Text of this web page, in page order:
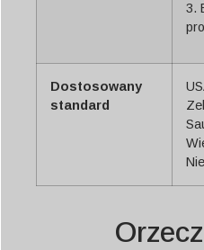
3.
Dostosowany
standard